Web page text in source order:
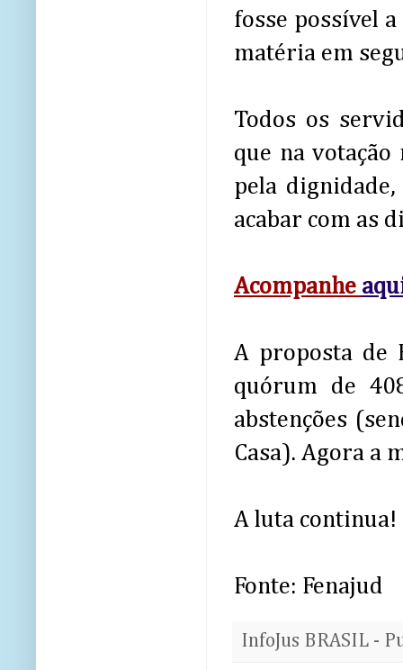
fosse possível
matéria em
Todos os
que na
pela
acabar com as
Acompanhe
A proposta de
quórum de
abstenções
Casa). Agora a
A luta continua!
Fonte: Fenajud
InfoJus BRASIL -